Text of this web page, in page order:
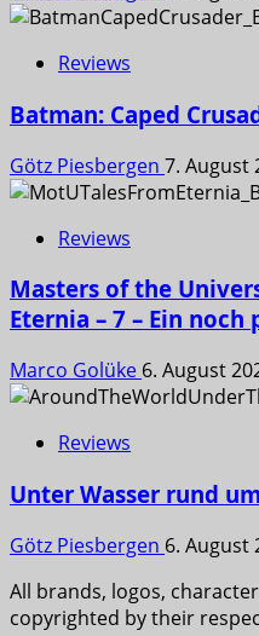
Reviews
Batman: Caped
Götz Piesbergen 7. August
Reviews
Masters of the
Eternia – 7 – Ein
Marco Golüke 6. August
Reviews
Unter Wasser rund
Götz Piesbergen 6. August
All brands, logos,
copyrighted by their